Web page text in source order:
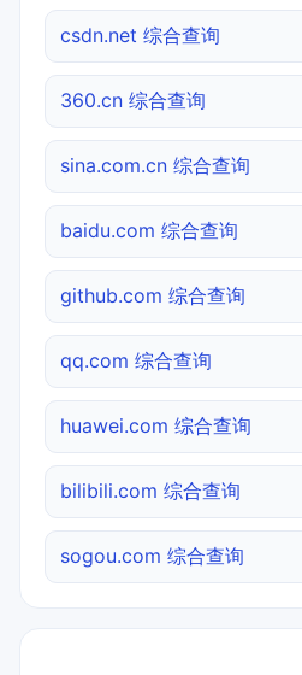
csdn.net 综合查询
360.cn 综合查询
sina.com.cn 综合查询
baidu.com 综合查询
github.com 综合查询
qq.com 综合查询
huawei.com 综合查询
bilibili.com 综合查询
sogou.com 综合查询